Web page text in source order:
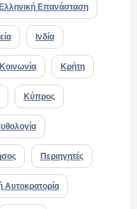
Επανάσταση
Ινδία
Κοινωνία Κρήτη
Κύπρος
Περιηγητές
Αυτοκρατορία